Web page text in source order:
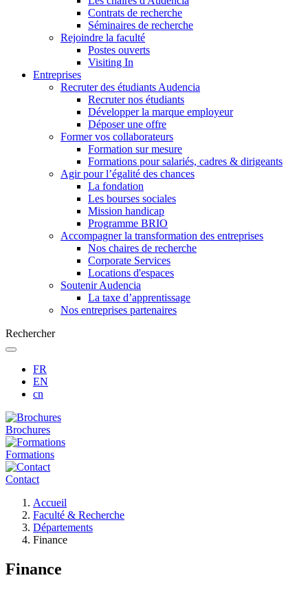
Contrats de recherche
Séminaires de recherche
Rejoindre la faculté
Postes ouverts
Visiting In
Entreprises
Recruter des étudiants Audencia
Recruter nos étudiants
Développer la marque employeur
Déposer une offre
Former vos collaborateurs
Formation sur mesure
Formations pour salariés, cadres & dirigeants
Agir pour l’égalité des chances
La fondation
Les bourses sociales
Mission handicap
Programme BRIO
Accompagner la transformation des entreprises
Nos chaires de recherche
Corporate Services
Locations d'espaces
Soutenir Audencia
La taxe d’apprentissage
Nos entreprises partenaires
Rechercher
FR
EN
cn
Brochures
Formations
Contact
d'Ariane
Accueil
Faculté & Recherche
Départements
Finance
Finance